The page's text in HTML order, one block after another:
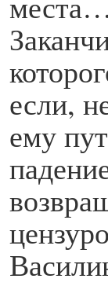
если,
ему